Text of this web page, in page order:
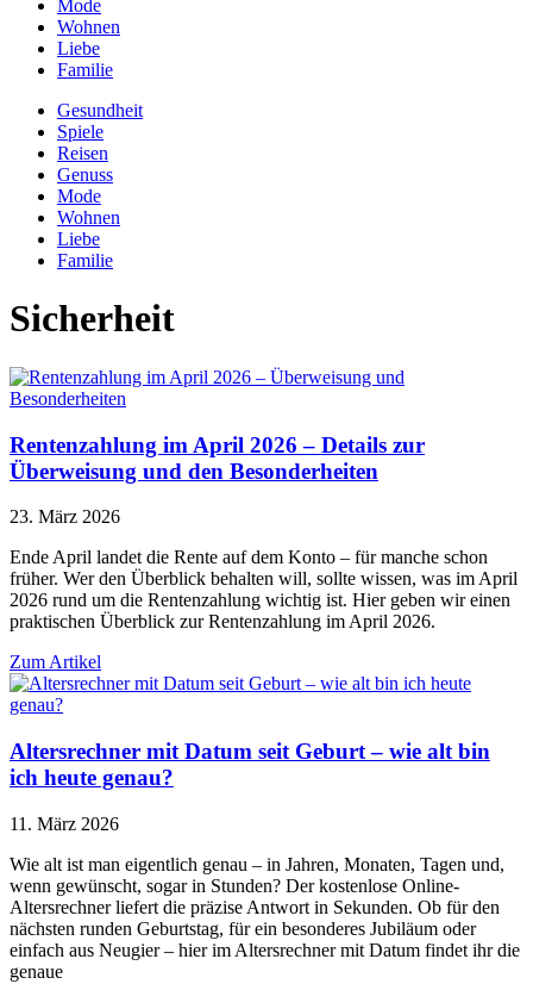
Mode
Wohnen
Liebe
Familie
Gesundheit
Spiele
Reisen
Genuss
Mode
Wohnen
Liebe
Familie
Sicherheit
Rentenzahlung im April 2026 – Details zur
Überweisung und den Besonderheiten
23. März 2026
Ende April landet die Rente auf dem Konto – für manche schon
früher. Wer den Überblick behalten will, sollte wissen, was im April
2026 rund um die Rentenzahlung wichtig ist. Hier geben wir einen
praktischen Überblick zur Rentenzahlung im April 2026.
Zum Artikel
Altersrechner mit Datum seit Geburt – wie alt bin
ich heute genau?
11. März 2026
Wie alt ist man eigentlich genau – in Jahren, Monaten, Tagen und,
wenn gewünscht, sogar in Stunden? Der kostenlose Online-
Altersrechner liefert die präzise Antwort in Sekunden. Ob für den
nächsten runden Geburtstag, für ein besonderes Jubiläum oder
einfach aus Neugier – hier im Altersrechner mit Datum findet ihr die
genaue